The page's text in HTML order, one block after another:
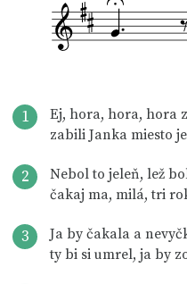
1
Ej, hora, hora, hora
zabili Janka miesto
2
Nebol to jeleň, lež
čakaj ma, milá, tri
3
Ja by čakala a
ty bi si umrel, ja by